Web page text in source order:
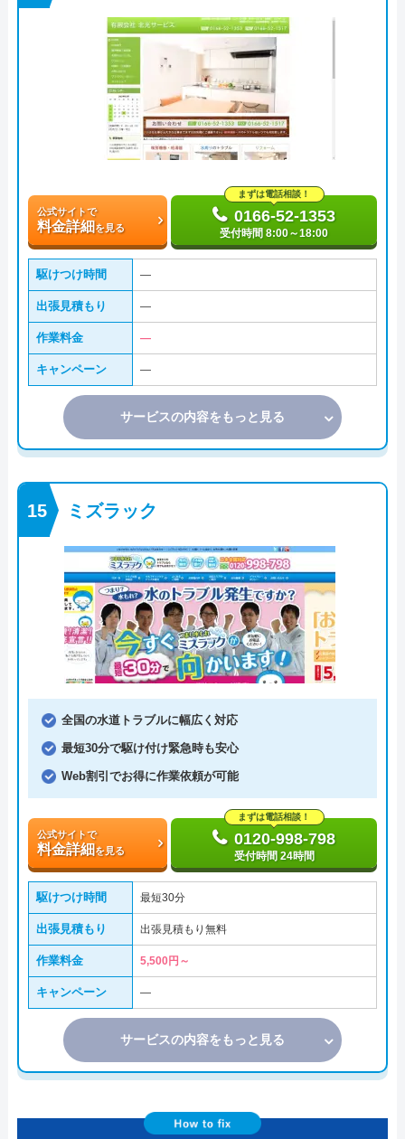
公式サイトで
料金詳細を見る
まずは電話相談！
0166-52-1353
受付時間 8:00～18:00
駆けつけ時間 ―
出張見積もり ―
作業料金 ―
キャンペーン ―
サービスの内容をもっと見る
ミズラック
全国の水道トラブルに幅広く対応
最短30分で駆け付け緊急時も安心
Web割引でお得に作業依頼が可能
公式サイトで
料金詳細を見る
まずは電話相談！
0120-998-798
受付時間 24時間
駆けつけ時間 最短30分
出張見積もり 出張見積もり無料
作業料金 5,500円～
キャンペーン ―
サービスの内容をもっと見る